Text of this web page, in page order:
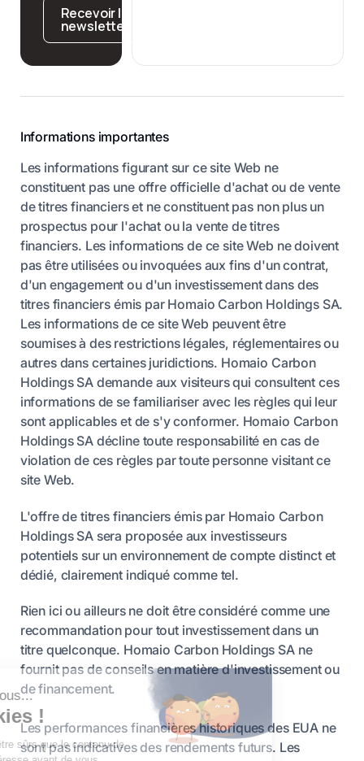
Recevoir la
newsletter
Informations importantes
Les informations figurant sur ce site Web ne
constituent pas une offre officielle d'achat ou de vente
de titres financiers et ne constituent pas non plus un
prospectus pour l'achat ou la vente de titres
financiers. Les informations de ce site Web ne doivent
pas être utilisées ou invoquées aux fins d'un contrat,
d'un engagement ou d'un investissement dans des
titres financiers émis par Homaio Carbon Holdings SA.
Les informations de ce site Web peuvent être
soumises à des restrictions légales, réglementaires ou
autres dans certaines juridictions. Homaio Carbon
Holdings SA demande aux visiteurs qui consultent ces
informations de se familiariser avec les règles qui leur
sont applicables et de s'y conformer. Homaio Carbon
Holdings SA décline toute responsabilité en cas de
violation de ces règles par toute personne visitant ce
site Web.
L'offre de titres financiers émis par Homaio Carbon
Holdings SA sera proposée aux investisseurs
potentiels sur un environnement de compte distinct et
dédié, clairement indiqué comme tel.
Rien ici ou ailleurs ne doit être considéré comme une
recommandation pour tout investissement dans un
titre quelconque. Homaio Carbon Holdings SA ne
fournit pas de conseils en matière d'investissement ou
de financement.
Les performances financières historiques des EUA ne
sont pas indicatives des rendements futurs. Les